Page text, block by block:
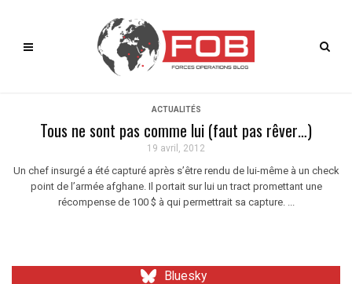
ACTUALITÉS
Tous ne sont pas comme lui (faut pas rêver…)
19 avril, 2012
Un chef insurgé a été capturé après s’être rendu de lui-même à un check
point de l’armée afghane. Il portait sur lui un tract promettant une
récompense de 100 $ à qui permettrait sa capture. ...
Bluesky